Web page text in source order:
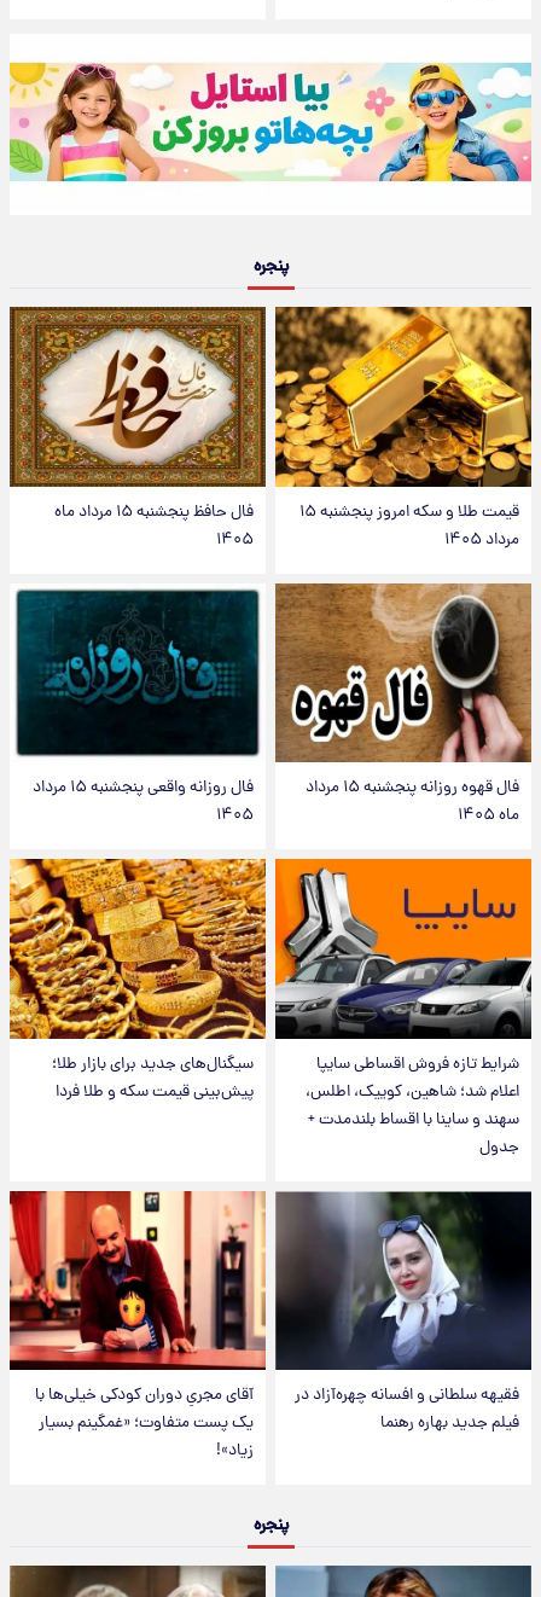
پنجره
قیمت طلا و سکه امروز پنجشنبه ۱۵
مرداد ۱۴۰۵
فال حافظ پنجشنبه ۱۵ مرداد ماه
۱۴۰۵
فال قهوه روزانه پنجشنبه ۱۵ مرداد
ماه ۱۴۰۵
فال روزانه واقعی پنجشنبه ۱۵ مرداد
۱۴۰۵
شرایط تازه فروش اقساطی سایپا
اعلام شد؛ شاهین، کوییک، اطلس،
سهند و ساینا با اقساط بلندمدت +
جدول
سیگنال‌های جدید برای بازار طلا؛
پیش‌بینی قیمت سکه و طلا فردا
فقیهه سلطانی و افسانه چهره‌آزاد در
فیلم جدید بهاره رهنما
آقای مجریِ دوران کودکی خیلی‌ها با
یک پست متفاوت؛ «غمگینم بسیار
زیاد»!
پنجره